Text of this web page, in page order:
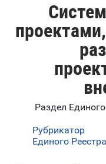
Раздел
Рубрикатор
Единого Реестра